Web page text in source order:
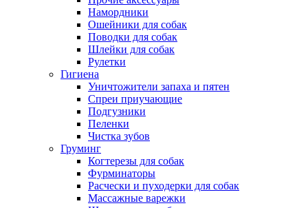
Намордники
Ошейники для собак
Поводки для собак
Шлейки для собак
Рулетки
Гигиена
Уничтожители запаха и пятен
Спреи приучающие
Подгузники
Пеленки
Чистка зубов
Груминг
Когтерезы для собак
Фурминаторы
Расчески и пуходерки для собак
Массажные варежки